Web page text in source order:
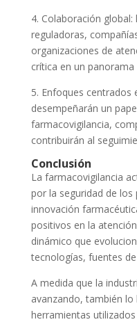
4. Colaboración
reguladoras,
organizaciones de
crítica en un
5. Enfoques centrados
desempeñarán un
farmacovigilancia,
contribuirán al
Conclusión
La farmacovigilancia
por la seguridad de los
innovación
positivos en la
dinámico que
tecnologías, fuentes
A medida que la
avanzando, también
herramientas